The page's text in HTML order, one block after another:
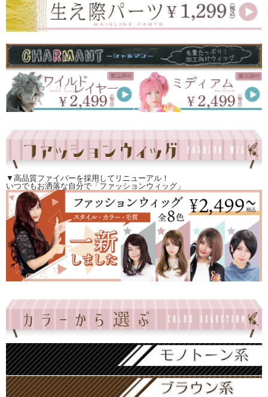
▼高品質ファイバーを採用してリニューアル！
いつでもお洒落な自分で「ファッションウィッグ」